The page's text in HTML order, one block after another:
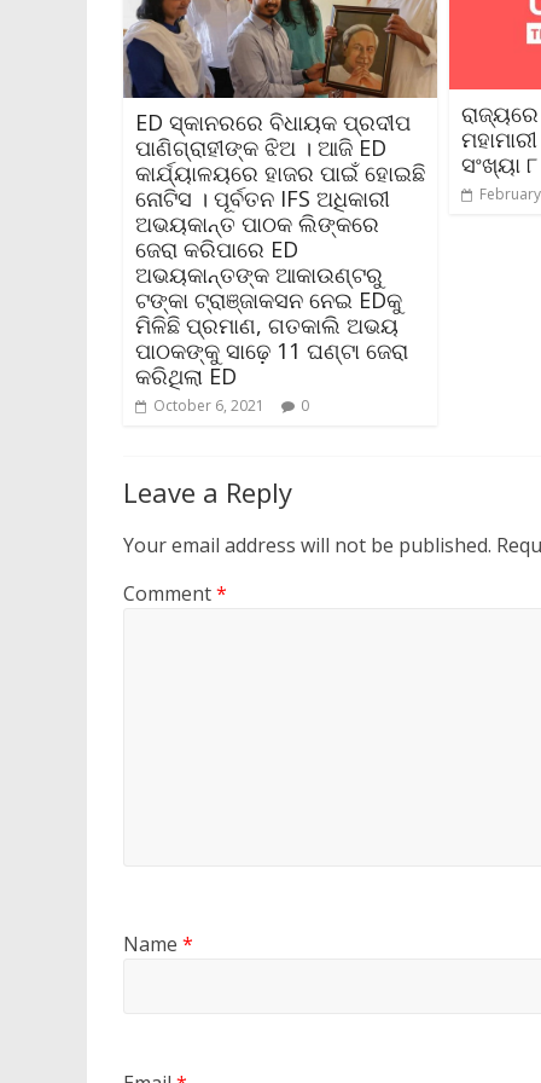
ED ସ୍କାନରରେ ବିଧାୟକ ପ୍ରଦୀପ
ପାଣିଗ୍ରାହୀଙ୍କ ଝିଅ । ଆଜି ED
କାର୍ଯ୍ୟାଳୟରେ ହାଜର ପାଇଁ ହୋଇଛି
ନୋଟିସ । ପୂର୍ବତନ IFS ଅଧିକାରୀ
ଅଭୟକାନ୍ତ ପାଠକ ଲିଙ୍କରେ
ଜେରା କରିପାରେ ED
ଅଭୟକାନ୍ତଙ୍କ ଆକାଉଣ୍ଟରୁ
ଟଙ୍କା ଟ୍ରାଞ୍ଜାକସନ ନେଇ EDକୁ
ମିଳିଛି ପ୍ରମାଣ, ଗତକାଲି ଅଭୟ
ପାଠକଙ୍କୁ ସାଢ଼େ 11 ଘଣ୍ଟା ଜେରା
କରିଥିଲା ED
October 6, 2021 0
ସଂଖ୍ୟା
Leave a Reply
Your email address will not be published.
Comment*
Name *